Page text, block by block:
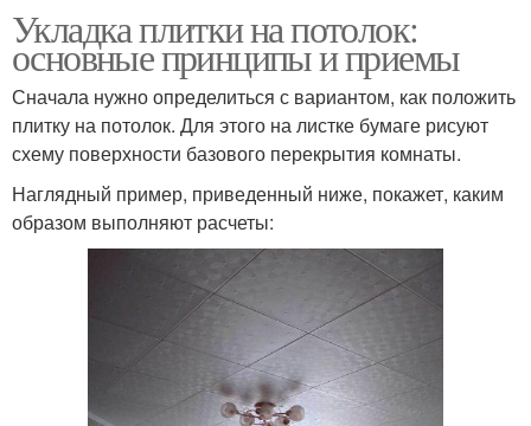
Укладка плитки на потолок:
основные принципы и приемы
Сначала нужно определиться с вариантом, как положить
плитку на потолок. Для этого на листке бумаге рисуют
схему поверхности базового перекрытия комнаты.
Наглядный пример, приведенный ниже, покажет, каким
образом выполняют расчеты: